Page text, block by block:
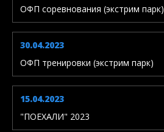
ОФП соревнования (экстрим парк)
30.04.2023
ОФП тренировки (экстрим парк)
15.04.2023
"ПОЕХАЛИ" 2023